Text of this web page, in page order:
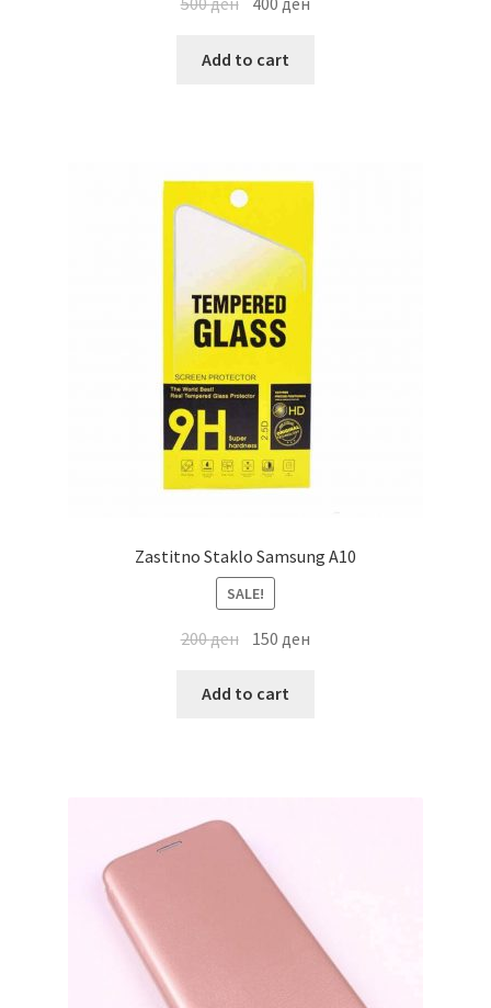
Add to cart
Zastitno Staklo Samsung A10
SALE!
200ден 150 ден
Add to cart